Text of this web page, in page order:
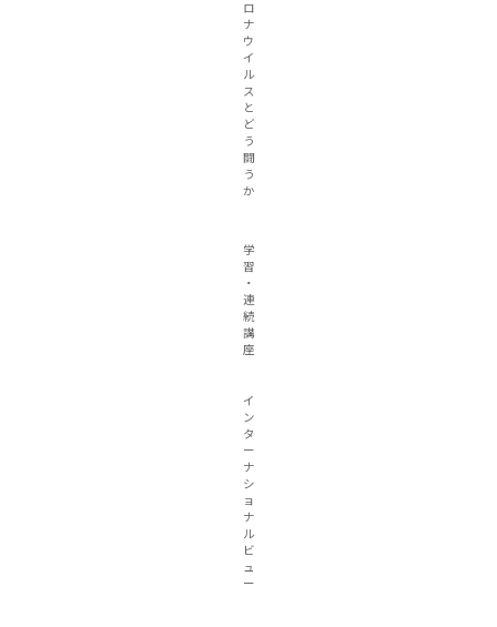
ロ
ナ
ウ
イ
ル
ス
と
ど
う
闘
う
か
学
習
・
連
続
講
座
イ
ン
タ
ー
ナ
シ
ョ
ナ
ル
ビ
ュ
ー